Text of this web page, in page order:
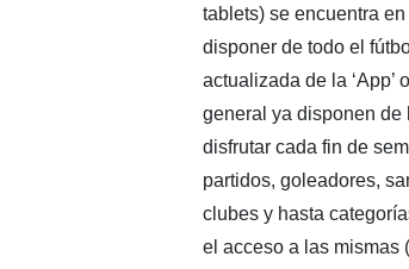
tablets) se encuentra
disponer de todo el
actualizada de la
general ya disponen de
disfrutar cada fin de
partidos, goleadores,
clubes y hasta
el acceso a las mismas